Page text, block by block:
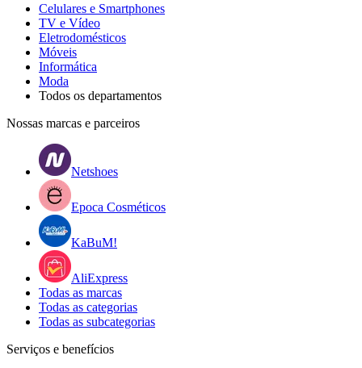
Celulares e Smartphones
TV e Vídeo
Eletrodomésticos
Móveis
Informática
Moda
Todos os departamentos
Nossas marcas e parceiros
Netshoes
Epoca Cosméticos
KaBuM!
AliExpress
Todas as marcas
Todas as categorias
Todas as subcategorias
Serviços e benefícios